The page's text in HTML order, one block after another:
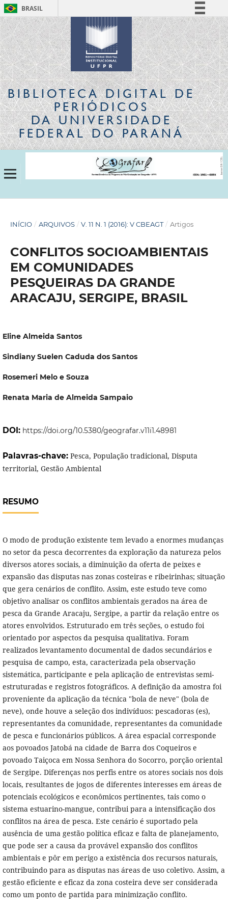
BRASIL
Simplifique!
Comunica BR
Participe
Acesso à informação
Legislação
Canais
BIBLIOTECA DIGITALDE
PERIÓDICOS
DA UNIVERSIDADE
FEDERAL DO PARANÁ
INÍCIO / ARQUIVOS / V. 11 N. 1 (2016): V CBEAGT / Artigos
CONFLITOS SOCIOAMBIENTAIS
EM COMUNIDADES
PESQUEIRAS DA GRANDE
ARACAJU, SERGIPE, BRASIL
Eline Almeida Santos
Sindiany Suelen Caduda dos Santos
Rosemeri Melo e Souza
Renata Maria de Almeida Sampaio
DOI: https://doi.org/10.5380/geografar.v11i1.48981
Palavras-chave: Pesca, População tradicional, Disputa
territorial, Gestão Ambiental
RESUMO
O modo de produção existente tem levado a enormes mudanças
no setor da pesca decorrentes da exploração da natureza pelos
diversos atores sociais, a diminuição da oferta de peixes e
expansão das disputas nas zonas costeiras e ribeirinhas; situação
que gera cenários de conflito. Assim, este estudo teve como
objetivo analisar os conflitos ambientais gerados na área de
pesca da Grande Aracaju, Sergipe, a partir da relação entre os
atores envolvidos. Estruturado em três seções, o estudo foi
orientado por aspectos da pesquisa qualitativa. Foram
realizados levantamento documental de dados secundários e
pesquisa de campo, esta, caracterizada pela observação
sistemática, participante e pela aplicação de entrevistas semi-
estruturadas e registros fotográficos. A definição da amostra foi
proveniente da aplicação da técnica "bola de neve" (bola de
neve), onde houve a seleção dos indivíduos: pescadoras (es),
representantes da comunidade, representantes da comunidade
de pesca e funcionários públicos. A área espacial corresponde
aos povoados Jatobá na cidade de Barra dos Coqueiros e
povoado Taiçoca em Nossa Senhora do Socorro, porção oriental
de Sergipe. Diferenças nos perfis entre os atores sociais nos dois
locais, resultantes de jogos de diferentes interesses em áreas de
potenciais ecológicos e econômicos pertinentes, tais como o
sistema estuarino-mangue, contribui para a intensificação dos
conflitos na área de pesca. Este cenário é suportado pela
ausência de uma gestão política eficaz e falta de planejamento,
que pode ser a causa da provável expansão dos conflitos
ambientais e pôr em perigo a existência dos recursos naturais,
contribuindo para as disputas nas áreas de uso coletivo. Assim, a
gestão eficiente e eficaz da zona costeira deve ser considerada
como um ponto de partida para minimização conflito.